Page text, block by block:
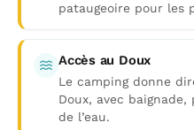
pataugeoire pour les
Accès au Doux
Le camping donne
Doux, avec
de l’eau.